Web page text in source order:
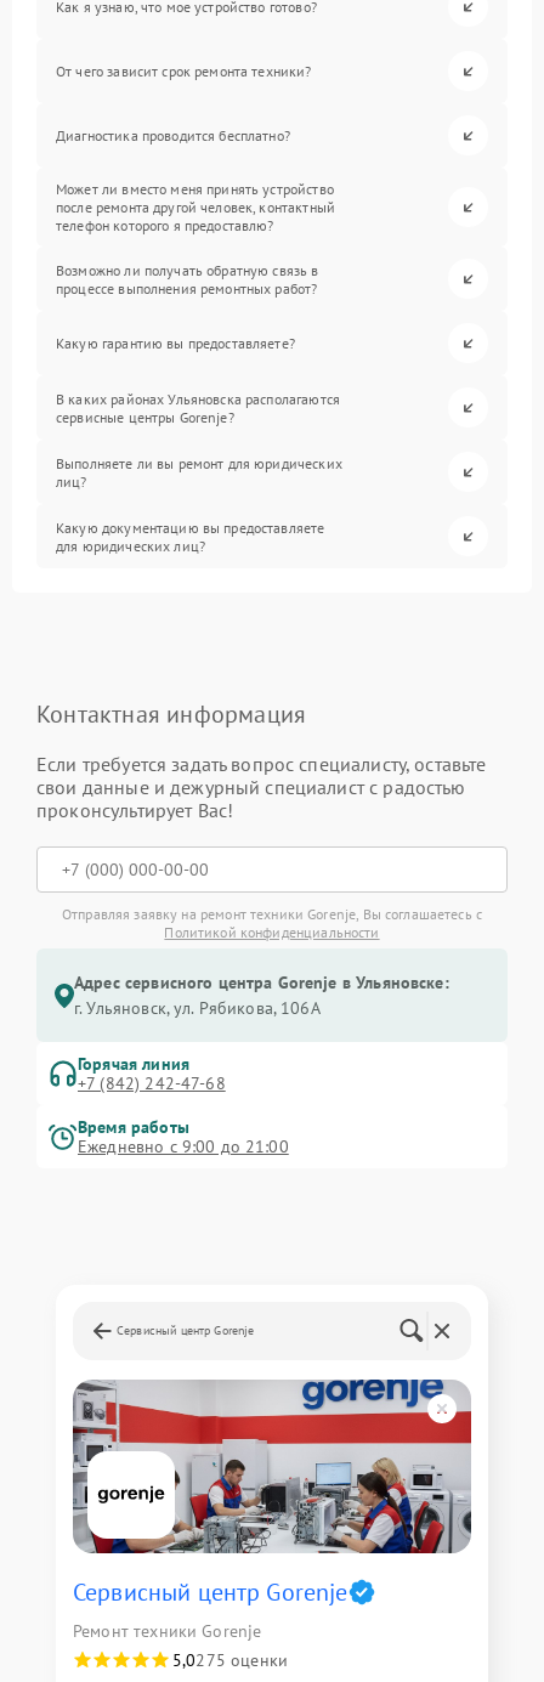
Как я узнаю, что мое устройство готово?
От чего зависит срок ремонта техники?
Диагностика проводится бесплатно?
Может ли вместо меня принять устройство
после ремонта другой человек, контактный
телефон которого я предоставлю?
Возможно ли получать обратную связь в
процессе выполнения ремонтных работ?
Какую гарантию вы предоставляете?
В каких районах Ульяновска располагаются
сервисные центры Gorenje?
Выполняете ли вы ремонт для юридических
лиц?
Какую документацию вы предоставляете
для юридических лиц?
Контактная информация
Если требуется задать вопрос специалисту, оставьте
свои данные и дежурный специалист с радостью
проконсультирует Вас!
Отправляя заявку на ремонт техники Gorenje, Вы соглашаетесь с
Политикой конфиденциальности
Адрес сервисного центра Gorenje в Ульяновске:
г. Ульяновск, ул. Рябикова, 106А
Горячая линия
+7 (842) 242-47-68
Время работы
Ежедневно с 9:00 до 21:00
Сервисный центр Gorenje
Сервисный центр Gorenje
Ремонт техники Gorenje
5,0275 оценки